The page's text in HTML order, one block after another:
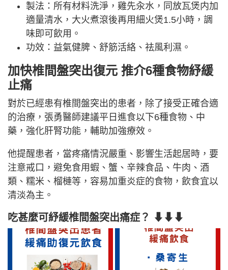
製法：所有材料洗淨，雞先汆水，同放瓦煲内加
適量清水，大火煮滾後再用細火煲1.5小時，調
味即可飲用。
功效：益氣健脾、舒筋活絡、祛風利濕。
加快椎間盤突出復元 推介6種食物紓緩
止痛
對於已經患有椎間盤突出的患者，除了接受正確合適
的治療，張勇醫師建議平日進食以下6種食物、中
藥，強化肝腎功能，輔助加強療效。
他提醒患者，當疼痛情況嚴重、影響生活起居時，要
注意戒口，避免食用蝦、蟹、辛辣食品、牛肉、酒
類、糯米、榴槤等，容易加重炎症的食物，飲食宜以
清淡為主。
吃甚麼可紓緩椎間盤突出痛症？ ⬇⬇⬇